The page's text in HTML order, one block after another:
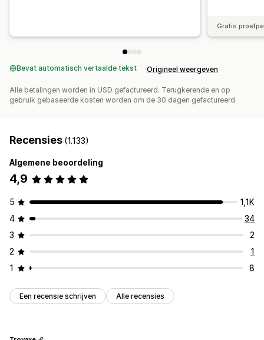
Gratis
Bevat automatisch vertaalde tekst Origineel weergeven
Alle betalingen worden in USD gefactureerd. Terugkerende en op
gebruik gebaseerde kosten worden om de 30 dagen gefactureerd.
Recensies (1.133)
Algemene beoordeling
4,9
5
1,1K
4
34
3
2
2
1
1
8
Een recensie schrijven Alle recensies